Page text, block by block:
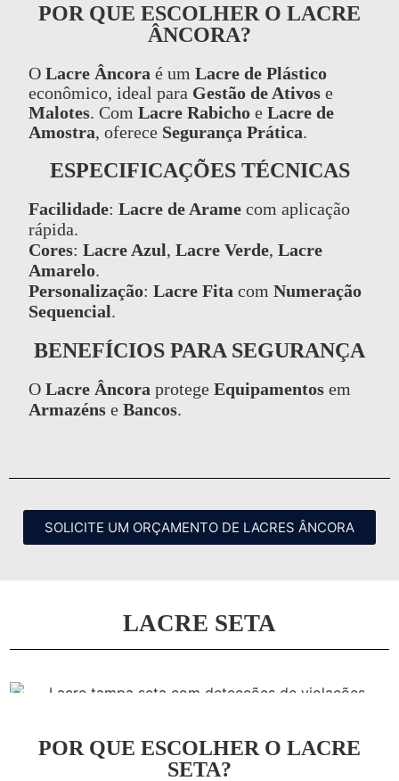
POR QUE ESCOLHER O LACRE
ÂNCORA?
O Lacre Âncora é um Lacre de Plástico
econômico, ideal para Gestão de Ativos e
Malotes. Com Lacre Rabicho e Lacre de
Amostra, oferece Segurança Prática.
ESPECIFICAÇÕES TÉCNICAS
Facilidade: Lacre de Arame com aplicação
rápida.
Cores: Lacre Azul, Lacre Verde, Lacre
Amarelo.
Personalização: Lacre Fita com Numeração
Sequencial.
BENEFÍCIOS PARA SEGURANÇA
O Lacre Âncora protege Equipamentos em
Armazéns e Bancos.
SOLICITE UM ORÇAMENTO DE LACRES ÂNCORA
LACRE SETA
POR QUE ESCOLHER O LACRE
SETA?